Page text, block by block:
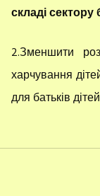
складі
2.Зменшити
харчування
для батьків